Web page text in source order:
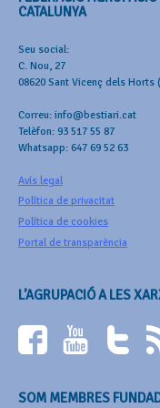
CATALUNYA
Seu social:
C. Nou, 27
08620 Sant Vicenç dels Horts
Correu: info@bestiari.cat
Telèfon: 93 517 55 87
Whatsapp: 647 69 52 63
Avís legal
Política de privacitat
Política de cookies
Portal de transparència
L’AGRUPACIÓ A LES
SOM MEMBRES